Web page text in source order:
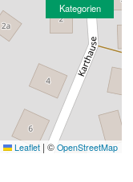
Leaflet | © OpenStreetMap
Kategorien